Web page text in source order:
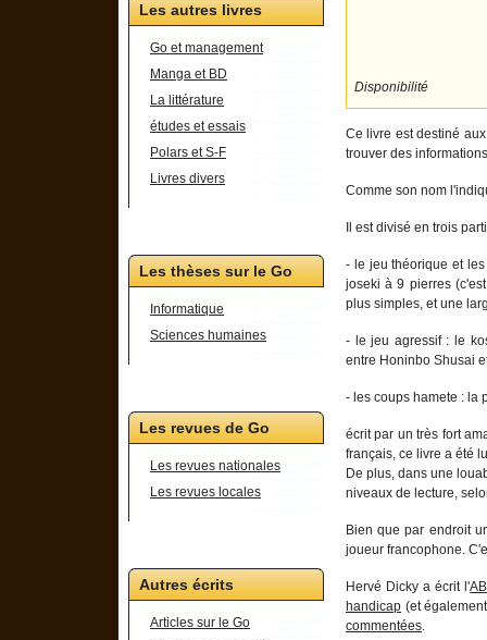
Les autres livres
Go et management
Manga et BD
La littérature
études et essais
Polars et S-F
Livres divers
Les thèses sur le Go
Informatique
Sciences humaines
Les revues de Go
Les revues nationales
Les revues locales
Autres écrits
Articles sur le Go
Disponibilité
Ce livre est destiné
trouver des
Comme son nom
Il est divisé en trois
- le jeu théorique et
joseki à 9 pierres
plus simples, et une
- le jeu agressif : le
entre Honinbo Shusai
- les coups hamete : la
écrit par un très fort
français, ce livre a été
De plus, dans une
niveaux de lecture,
Bien que par endroit
joueur francophone.
Hervé Dicky a écrit l'
handicap (et
commentées.